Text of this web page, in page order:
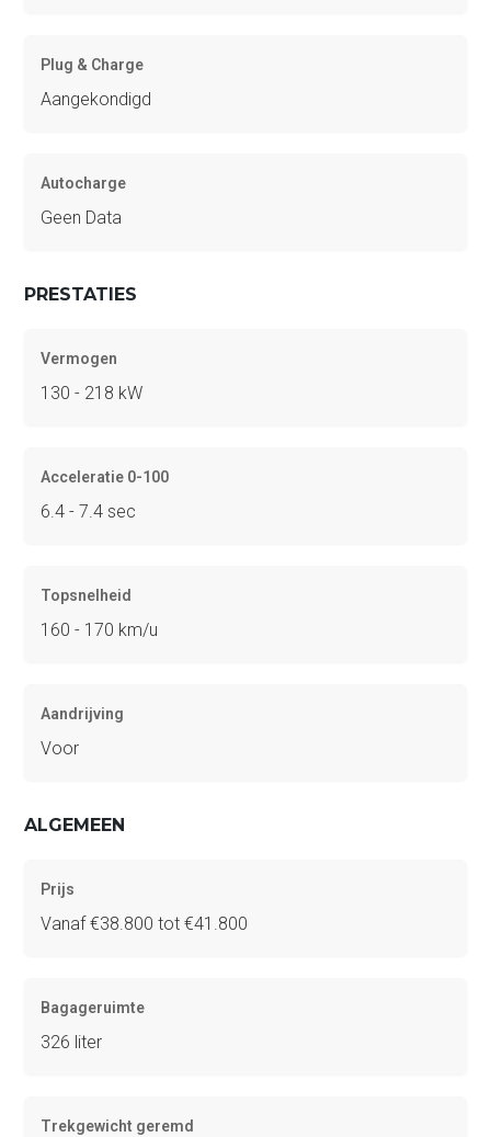
Plug & Charge
Aangekondigd
Autocharge
Geen Data
PRESTATIES
Vermogen
130 - 218 kW
Acceleratie 0-100
6.4 - 7.4 sec
Topsnelheid
160 - 170 km/u
Aandrijving
Voor
ALGEMEEN
Prijs
Vanaf €38.800 tot €41.800
Bagageruimte
326 liter
Trekgewicht geremd